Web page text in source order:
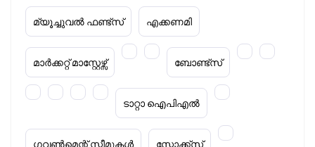
മ്യൂച്ചുവൽ ഫണ്ട്സ് എക്കണമി
മാർക്കറ്റ് മാസ്റ്റേഴ്സ് ബോണ്ട്സ്
ടാറ്റാ ഐപിഎൽ
ഗവൺമെന്റ് സ്കീമുകൾ സ്റ്റോക്ക്‌സ്